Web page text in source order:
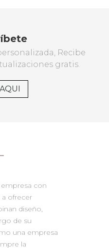
Recibe
gratis.
empresa con
a ofrecer
diseño,
de su
una empresa
la